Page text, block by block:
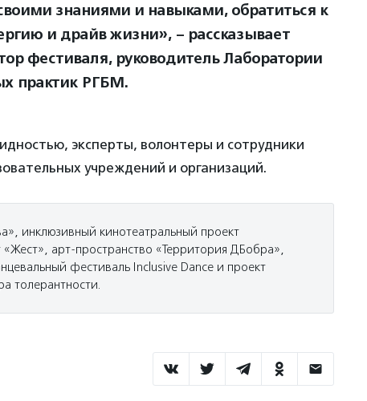
знаниями и навыками, обратиться к
и драйв жизни», – рассказывает
фестиваля, руководитель Лаборатории
практик РГБМ.
эксперты, волонтеры и сотрудники
учреждений и организаций.
инклюзивный кинотеатральный проект
арт-пространство «Территория ДБобра»,
фестиваль Inclusive Dance и проект
толерантности.